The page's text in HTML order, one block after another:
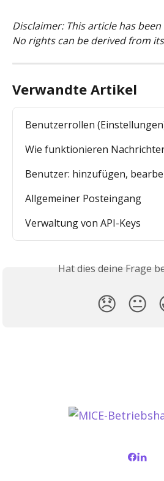
Disclaimer: This article has
No rights can be derived from
Verwandte Artikel
Benutzerrollen
Wie funktionieren
Benutzer: hinzufügen,
Allgemeiner Posteingang
Verwaltung von API-Keys
Hat dies deine Frage
😞 😐